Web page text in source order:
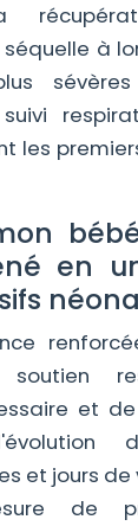
à
les
en
et de
et jours de
de